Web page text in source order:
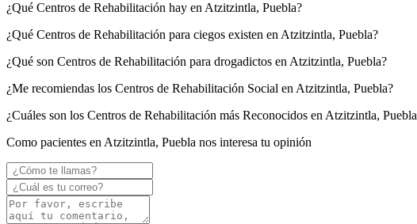
¿Qué Centros de Rehabilitación hay en Atzitzintla, Puebla?
¿Qué Centros de Rehabilitación para ciegos existen en Atzitzintla, Puebla?
¿Qué son Centros de Rehabilitación para drogadictos en Atzitzintla, Puebla?
¿Me recomiendas los Centros de Rehabilitación Social en Atzitzintla, Puebla?
¿Cuáles son los Centros de Rehabilitación más Reconocidos en Atzitzintla,
Como pacientes en Atzitzintla, Puebla nos interesa tu opinión